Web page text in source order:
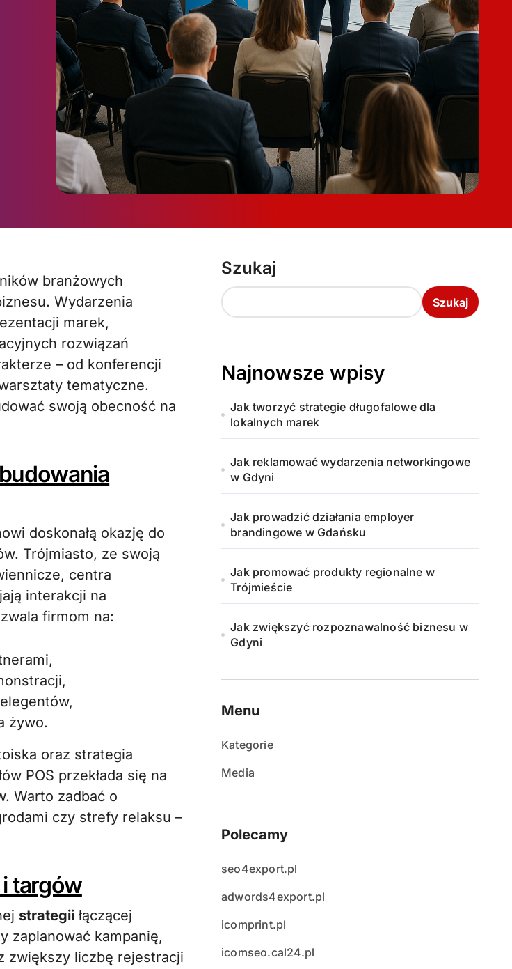
Wydarzenia
marek,
rozwiązań
– od konferencji
tematyczne.
swoją obecność na
doskonałą okazję do
Trójmiasto, ze swoją
centra
interakcji na
firmom na:
żywo.
oraz strategia
POS przekłada się na
Warto zadbać o
czy strefy relaksu –
targów
strategii łączącej
zaplanować kampanię,
zwiększy liczbę rejestracji
Szukaj
Szukaj
Najnowsze wpisy
Jak tworzyć strategie długofalowe dla
lokalnych marek
Jak reklamować wydarzenia networkingowe
w Gdyni
Jak prowadzić działania employer
brandingowe w Gdańsku
Jak promować produkty regionalne w
Trójmieście
Jak zwiększyć rozpoznawalność biznesu w
Gdyni
Menu
Kategorie
Media
Polecamy
seo4export.pl
adwords4export.pl
icomprint.pl
icomseo.cal24.pl